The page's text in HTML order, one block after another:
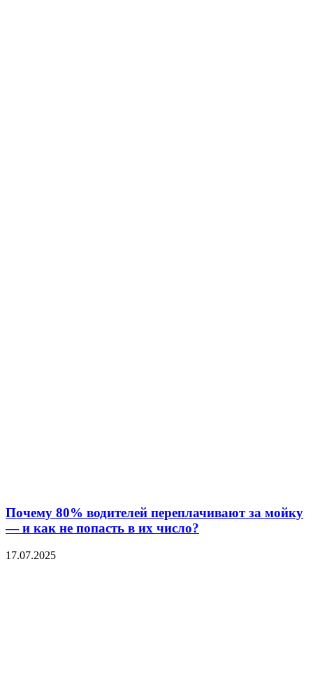
Почему 80% водителей переплачивают за мойку
— и как не попасть в их число?
17.07.2025